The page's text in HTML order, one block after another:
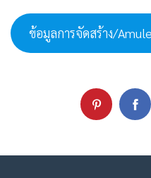
ข้อมูลการจัดสร้าง/